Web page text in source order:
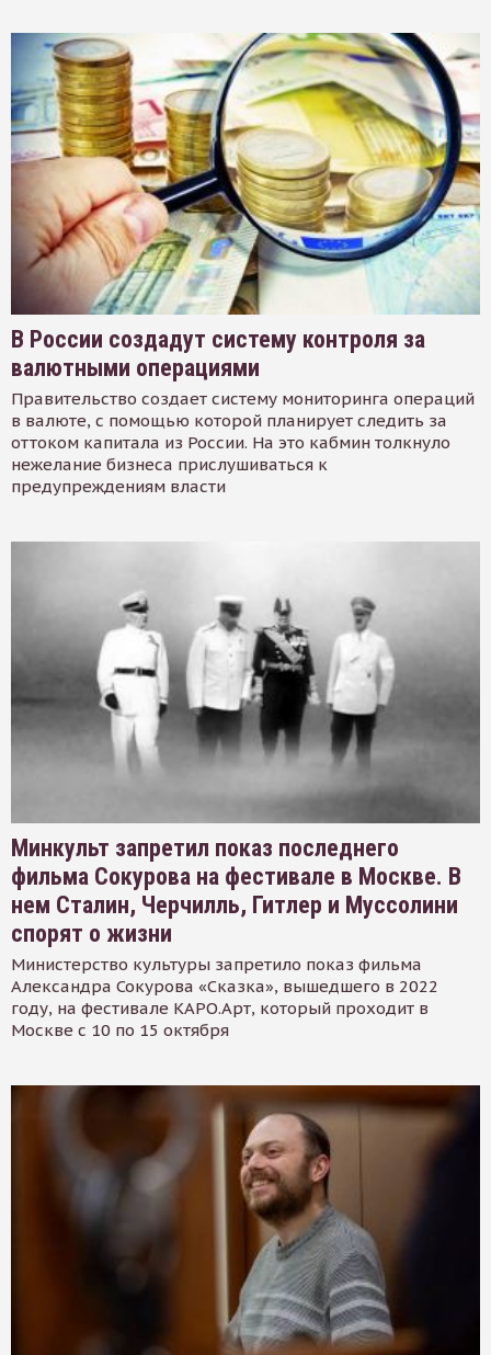
В России создадут систему контроля за
валютными операциями
Правительство создает систему мониторинга операций
в валюте, с помощью которой планирует следить за
оттоком капитала из России. На это кабмин толкнуло
нежелание бизнеса прислушиваться к
предупреждениям власти
Минкульт запретил показ последнего
фильма Сокурова на фестивале в Москве. В
нем Сталин, Черчилль, Гитлер и Муссолини
спорят о жизни
Министерство культуры запретило показ фильма
Александра Сокурова «Сказка», вышедшего в 2022
году, на фестивале КАРО.Арт, который проходит в
Москве с 10 по 15 октября